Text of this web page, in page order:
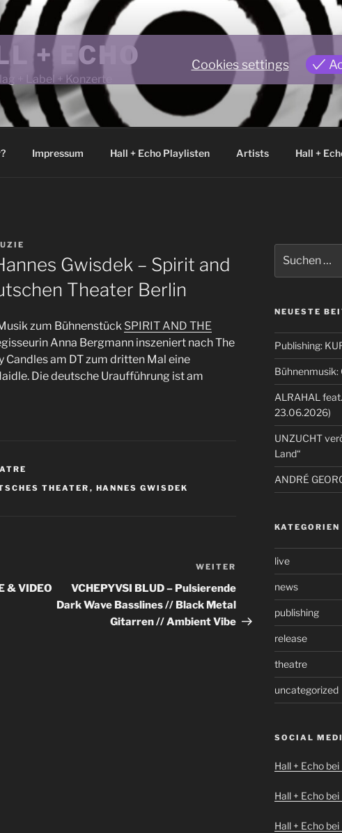
+ ECHO
+ Label + Konzerte
Impressum Hall + Echo Playlisten Artists Hall +
Gwisdek – Spirit and
Theater Berlin
zum Bühnenstück SPIRIT AND THE
Anna Bergmann inszeniert nach The
am DT zum dritten Mal eine
Die deutsche Uraufführung ist am
THEATER , HANNES GWISDEK
& VIDEO
Nächster
Beitrag
WEITER
VCHEPYVSI BLUD – Pulsierende
Dark Wave Basslines // Black Metal
Gitarren // Ambient Vibe
nach:
NEUESTE
Publishing:
Bühnenmusik:
ALRAHAL
23.06.2026)
UNZUCHT
Land“
ANDRÉ
KATEGORIEN
live
news
publishing
release
theatre
uncategorized
SOCIAL
Hall + Echo
Hall + Echo
Hall + Echo
Cookies settings